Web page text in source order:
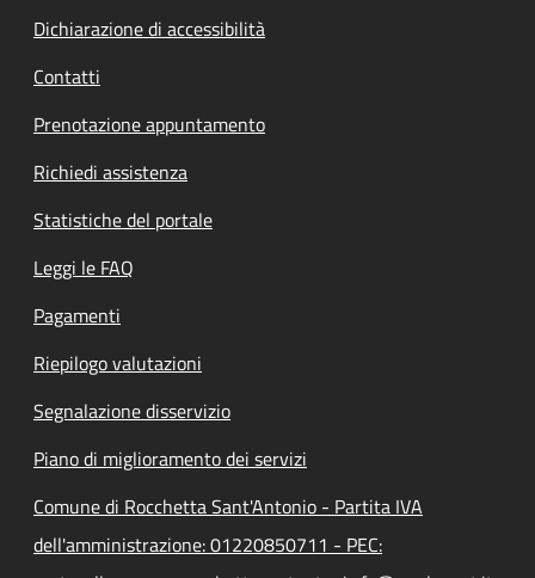
Dichiarazione di accessibilità
Contatti
Prenotazione appuntamento
Richiedi assistenza
Statistiche del portale
Leggi le FAQ
Pagamenti
Riepilogo valutazioni
Segnalazione disservizio
Piano di miglioramento dei servizi
Comune di Rocchetta Sant'Antonio - Partita IVA
dell'amministrazione: 01220850711 - PEC: